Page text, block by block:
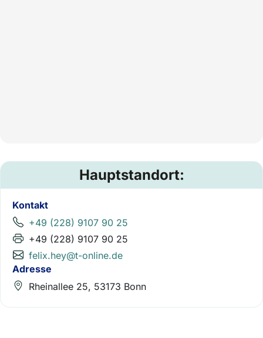
Hauptstandort:
Kontakt
+49 (228) 9107 90 25
+49 (228) 9107 90 25
felix.hey@t-online.de
Adresse
Rheinallee 25, 53173 Bonn